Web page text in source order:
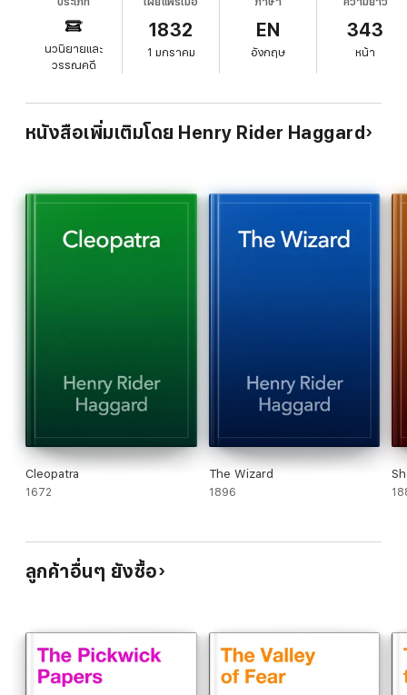
นวนิยายและ
วรรณคดี
1832
1 มกราคม
EN
อังกฤษ
343
หน้า
หนังสือเพิ่มเติมโดย Henry Rider Haggard
Cleopatra
1672
The Wizard
1896
ลูกค้าอื่นๆ ยังซื้อ